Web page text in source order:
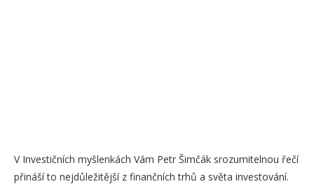
V Investičních myšlenkách Vám Petr Šimčák srozumitelnou řečí
přináší to nejdůležitější z finančních trhů a světa investování.